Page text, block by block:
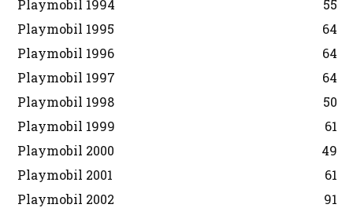
Playmobil 1994
55
Playmobil 1995
64
Playmobil 1996
64
Playmobil 1997
64
Playmobil 1998
50
Playmobil 1999
61
Playmobil 2000
49
Playmobil 2001
61
Playmobil 2002
91